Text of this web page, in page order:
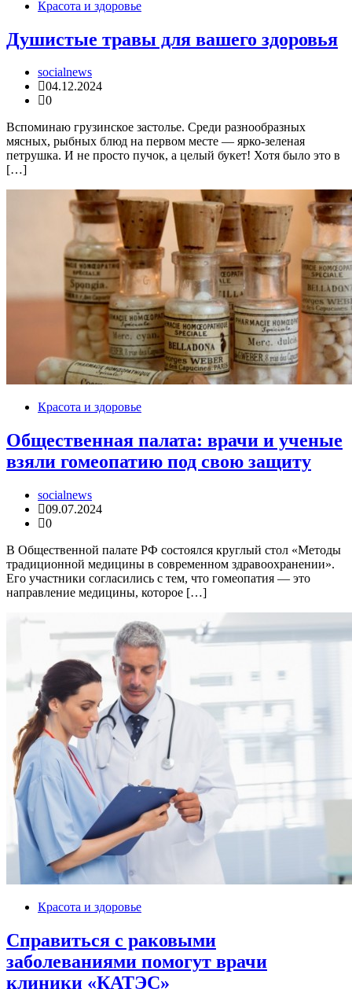
Красота и здоровье
Душистые травы для вашего здоровья
socialnews
04.12.2024
0
Вспоминаю грузинское застолье. Среди разнообразных
мясных, рыбных блюд на первом месте — ярко-зеленая
петрушка. И не просто пучок, а целый букет! Хотя было это в
[…]
Красота и здоровье
Общественная палата: врачи и ученые
взяли гомеопатию под свою защиту
socialnews
09.07.2024
0
В Общественной палате РФ состоялся круглый стол «Методы
традиционной медицины в современном здравоохранении».
Его участники согласились с тем, что гомеопатия — это
направление медицины, которое […]
Красота и здоровье
Справиться с раковыми
заболеваниями помогут врачи
клиники «КАТЭС»